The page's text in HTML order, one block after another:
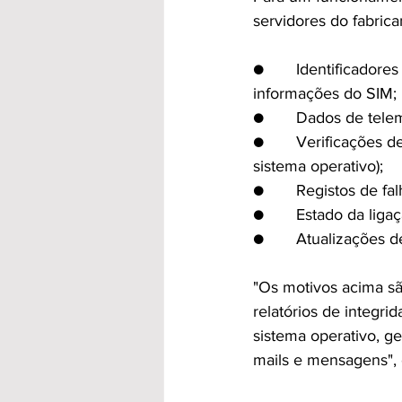
servidores do
●
informações do SIM;
●       Dados de
●
sistema operativo);
●       Registos de
●       Estado da
●
"Os motivos acima
relatórios de
sistema operativo,
mails e